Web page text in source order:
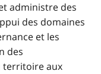
administre des
des domaines
et les
des
territoire aux